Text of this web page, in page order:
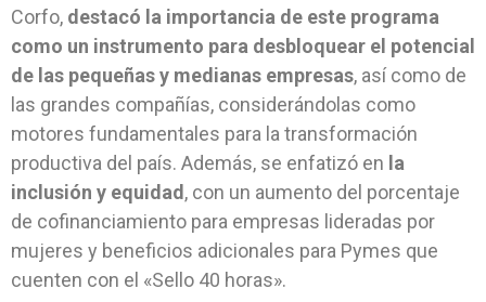
Corfo, destacó la importancia de este programa
como un instrumento para desbloquear el potencial
de las pequeñas y medianas empresas, así como de
las grandes compañías, considerándolas como
motores fundamentales para la transformación
productiva del país. Además, se enfatizó en la
inclusión y equidad , con un aumento del porcentaje
de cofinanciamiento para empresas lideradas por
mujeres y beneficios adicionales para Pymes que
cuenten con el «Sello 40 horas».